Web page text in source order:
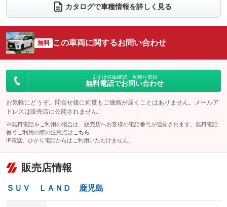
電動リアゲート フロントカメラ
：装備なし
：装備なし ：装備なし
サイドカメラ
：装備なし ルーフレール
：装備なし
：装備なし
：装備なし
カタログで車種情報を詳しく見る
無料 この車両に関するお問い合わせ
まずは在庫確認・見積り依頼
無料電話でお問い合わせ
お気軽にどうぞ。問合せ後に何度もご連絡が届くことはありません。メールア
ドレスは販売店に公開されません。
※無料電話をご利用の場合は、販売店へお客様の電話番号が通知されます。無料電話
番号ご利用の際の注意点は こちら
IP電話、ひかり電話からはご利用いただけません。
販売店情報
ＳＵＶ ＬＡＮＤ 鹿児島